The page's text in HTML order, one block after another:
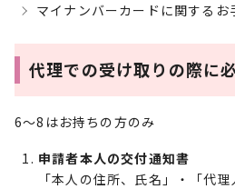
マイナンバーカードに関する
代理での受け取りの際に
6～8はお持ちの方のみ
申請者本人の交付通知書
「本人の住所、氏名」・「代